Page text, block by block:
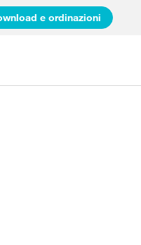
e ordinazioni